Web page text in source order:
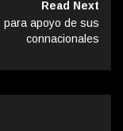
Read Next
para apoyo de sus
connacionales